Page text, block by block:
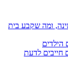
ומה שקבע בית
לדעת